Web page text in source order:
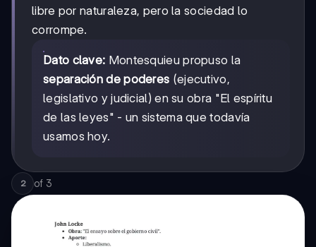
libre por naturaleza, pero la sociedad lo
corrompe.
Dato clave: Montesquieu propuso la
separación de poderes (ejecutivo,
legislativo y judicial) en su obra "El espíritu
de las leyes" - un sistema que todavía
usamos hoy.
2 of 3